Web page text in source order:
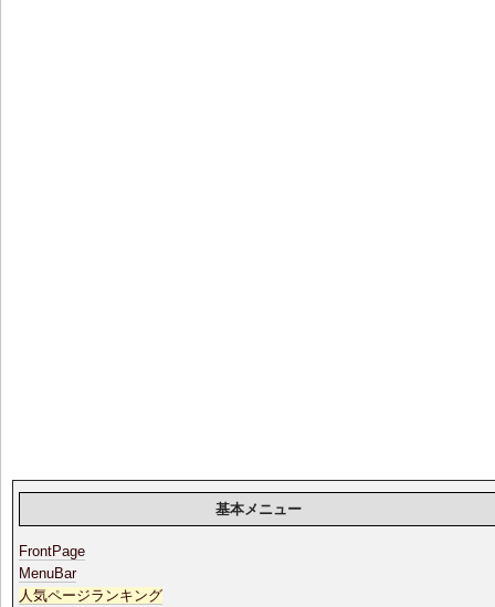
基本メニュー
FrontPage
MenuBar
人気ページランキング